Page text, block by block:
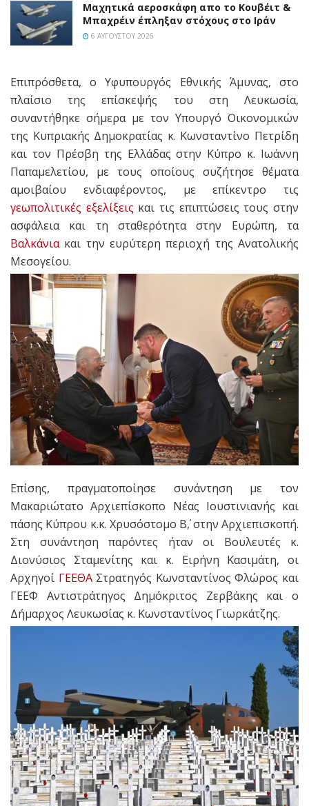
Mαχητικά αεροσκάφη απο το Κουβέιτ &
Μπαχρέιν έπληξαν στόχους στο Ιράν
6 ΑΥΓΟΎΣΤΟΥ 2026
Επιπρόσθετα, ο Υφυπουργός Εθνικής Άμυνας, στο
πλαίσιο της επίσκεψής του στη Λευκωσία,
συναντήθηκε σήμερα με τον Υπουργό Οικονομικών
της Κυπριακής Δημοκρατίας κ. Κωνσταντίνο Πετρίδη
και τον Πρέσβη της Ελλάδας στην Κύπρο κ. Ιωάννη
Παπαμελετίου, με τους οποίους συζήτησε θέματα
αμοιβαίου ενδιαφέροντος, με επίκεντρο τις
γεωπολιτικές εξελίξεις και τις επιπτώσεις τους στην
ασφάλεια και τη σταθερότητα στην Ευρώπη, τα
Βαλκάνιακαι την ευρύτερη περιοχή της Ανατολικής
Μεσογείου.
Επίσης, πραγματοποίησε συνάντηση με τον
Μακαριώτατο Αρχιεπίσκοπο Νέας Ιουστινιανής και
πάσης Κύπρου κ.κ. Χρυσόστομο Β΄, στην Αρχιεπισκοπή.
Στη συνάντηση παρόντες ήταν οι Βουλευτές κ.
Διονύσιος Σταμενίτης και κ. Ειρήνη Κασιμάτη, οι
Αρχηγοί ΓΕΕΘΑΣτρατηγός Κωνσταντίνος Φλώρος και
ΓΕΕΦ Αντιστράτηγος Δημόκριτος Ζερβάκης και ο
Δήμαρχος Λευκωσίας κ. Κωνσταντίνος Γιωρκάτζης.